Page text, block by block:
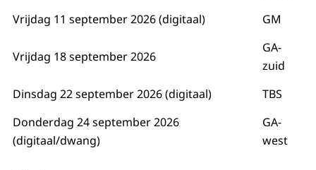
Vrijdag 11 september 2026 (digitaal)
GM
Vrijdag 18 september 2026
GA-
zuid
Dinsdag 22 september 2026 (digitaal)
TBS
Donderdag 24 september 2026
(digitaal/dwang)
GA-
west